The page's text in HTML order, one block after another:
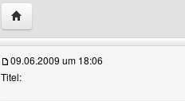
Website dieses Benutzers
09.06.2009 um 18:06
Titel: